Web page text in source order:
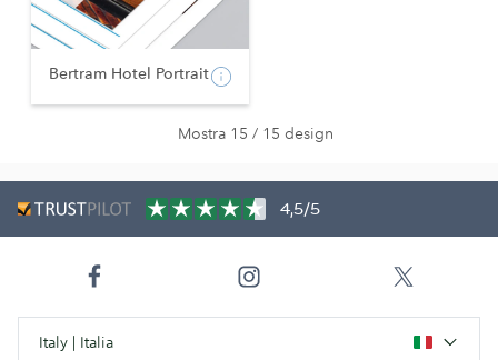
Bertram Hotel Portrait
Mostra 15 / 15 design
4,5/5
Italy | Italia